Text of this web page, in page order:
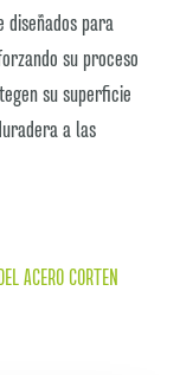
diseñados para
su proceso
su superficie
a las
ACERO CORTEN